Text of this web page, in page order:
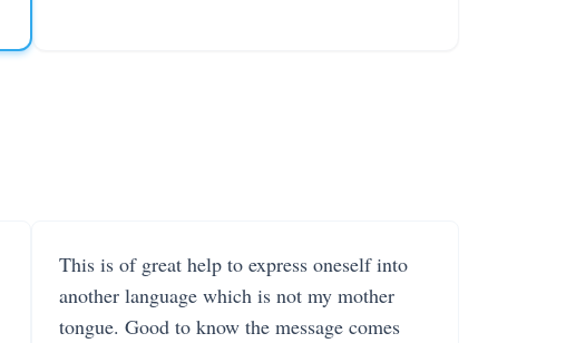
This is of great help to express oneself into
another language which is not my mother
tongue. Good to know the message comes